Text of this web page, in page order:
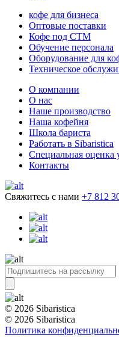
кофе для бизнеса
Оптовые поставки
Кофе под СТМ
Обучение персонала
Оборудование для
Техническое
О компании
О нас
Наше производство
Наша кофейня
Школа бариста
Работать в Sibaristica
Специальная оценка
Контакты
Свяжитесь с нами +7 812
© 2026 Sibaristica
© 2026 Sibaristica
Политика